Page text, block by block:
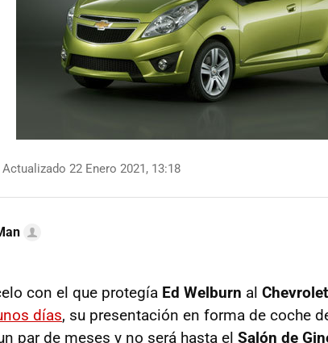
Actualizado 22 Enero 2021, 13:18
con el que protegía Ed Welburn al
días, su presentación en forma de coche
par de meses y no será hasta el Salón de